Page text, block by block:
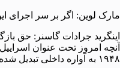
مارک لوین: اگر بر سر اجرای این این حق
اینگرید جرادات گاسنر: حق
۱۹۴۸ به آواره داخلی تبدیل شده‌اند(حدودا ۳۰۰ هزار نفر).